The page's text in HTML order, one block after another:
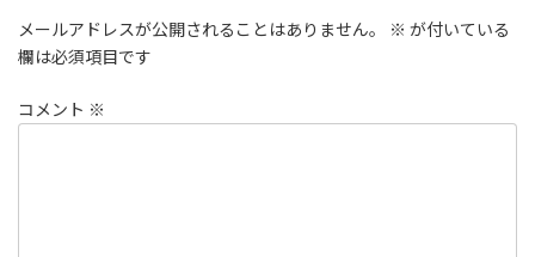
メールアドレスが公開されることはありません。 ※ が付いている
欄は必須項目です
コメント ※